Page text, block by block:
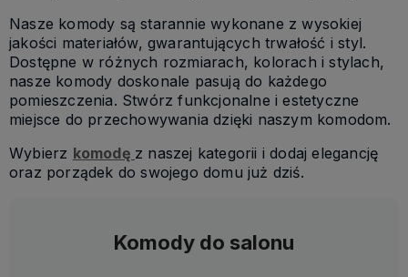
Nasze komody są starannie wykonane z wysokiej
jakości materiałów, gwarantujących trwałość i styl.
Dostępne w różnych rozmiarach, kolorach i stylach,
nasze komody doskonale pasują do każdego
pomieszczenia. Stwórz funkcjonalne i estetyczne
miejsce do przechowywania dzięki naszym komodom.
Wybierz komodę z naszej kategorii i dodaj elegancję
oraz porządek do swojego domu już dziś.
Komody do salonu